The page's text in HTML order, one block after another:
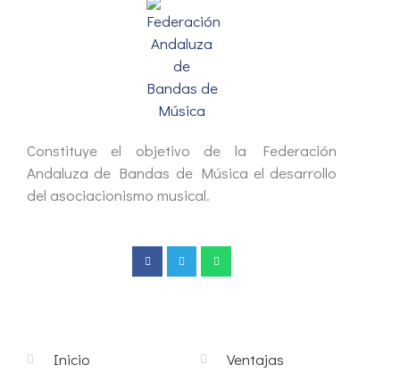
Constituye el objetivo de la Federación
Andaluza de Bandas de Música el desarrollo
del asociacionismo musical.
Inicio
Ventajas